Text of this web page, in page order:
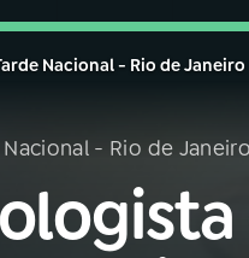
Nacional - Rio de Janeiro
Nacional - Rio de Janeiro